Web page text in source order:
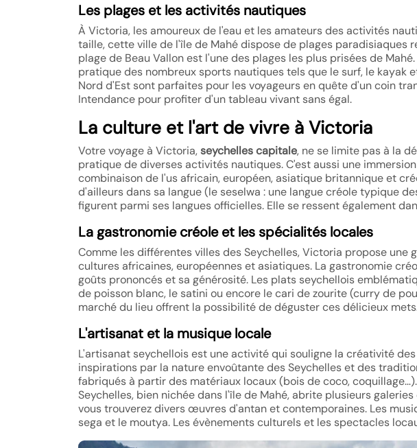
Les plages et les activités nautiques
À Victoria, les amoureux de l'eau et les amateurs des activités
taille, cette ville de l'île de Mahé dispose de plages paradisiaques
plage de Beau Vallon est l'une des plages les plus prisées de
pratique des nombreux sports nautiques tels que le surf, le kayak
Nord d'Est sont parfaites pour les voyageurs en quête d'un coin
Intendance pour profiter d'un tableau vivant sans égal.
La culture et l'art de vivre à Victoria
Votre voyage à Victoria,seychelles capitale, ne se limite pas à la
pratique de diverses activités nautiques. C'est aussi une
combinaison de l'us africain, européen, asiatique britannique et
d'ailleurs dans sa langue (le seselwa : une langue créole typique
figurent parmi ses langues officielles. Elle se ressent également
La gastronomie créole et les spécialités locales
Comme les différentes villes des Seychelles, Victoria propose une
cultures africaines, européennes et asiatiques. La gastronomie
goûts prononcés et sa générosité. Les plats seychellois
de poisson blanc, le satini ou encore le cari de zourite (curry de
marché du lieu offrent la possibilité de déguster ces délicieux
L'artisanat et la musique locale
L'artisanat seychellois est une activité qui souligne la créativité
inspirations par la nature envoûtante des Seychelles et des
fabriqués à partir des matériaux locaux (bois de coco,
Seychelles, bien nichée dans l'île de Mahé, abrite plusieurs
vous trouverez divers œuvres d'antan et contemporaines. Les
sega et le moutya. Les évènements culturels et les spectacles